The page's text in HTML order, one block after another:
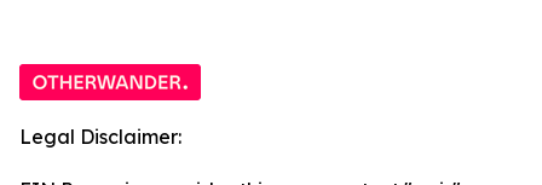
Legal Disclaimer: